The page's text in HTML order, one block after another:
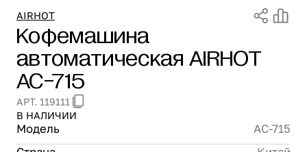
Проектирование
Сервис и монтаж
ПОКУПАТЕЛЯМ
Доставка и оплата
Гарантия и возврат
Лизинг
Акции
О GRANBAZAR
AIRHOT
Кофемашина
автоматическая AIRHOT
AC-715
АРТ. 119111
В НАЛИЧИИ
Модель
AC-715